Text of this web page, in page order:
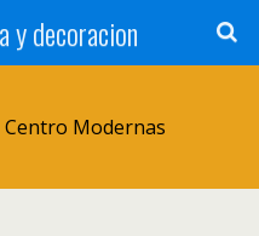
y decoracion
Centro Modernas